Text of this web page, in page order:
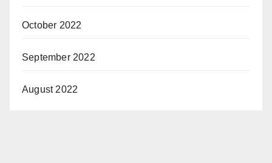
October 2022
September 2022
August 2022